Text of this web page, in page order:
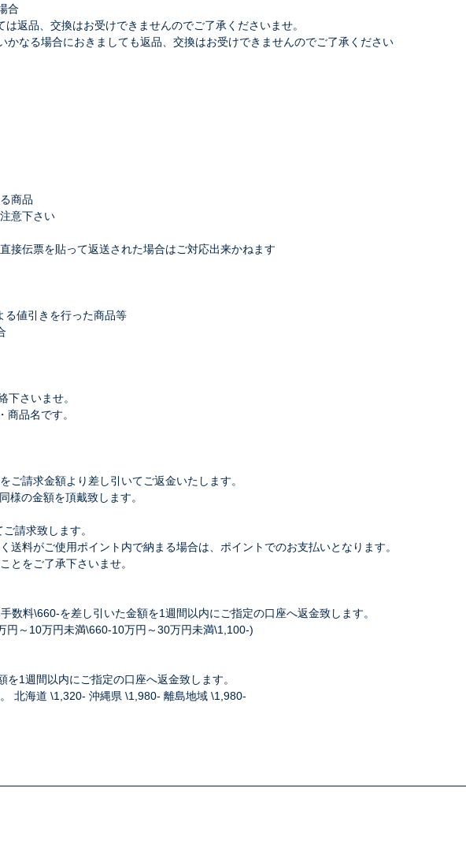
合
返品、交換はお受けできませんのでご了承くださいませ。
なる場合におきましても返品、交換はお受けできませんのでご了承ください
商品
意下さい
伝票を貼って返送された場合はご対応出来かねます
る値引きを行った商品等
下さいませ。
品名です。
請求金額より差し引いてご返金いたします。
様の金額を頂戴致します。
請求致します。
料がご使用ポイント内で納まる場合は、ポイントでのお支払いとなります。
をご了承下さいませ。
料\660-を差し引いた金額を1週間以内にご指定の口座へ返金致します。
～10万円未満\660-10万円～30万円未満\1,100-)
1週間以内にご指定の口座へ返金致します。
北海道 \1,320- 沖縄県 \1,980- 離島地域 \1,980-